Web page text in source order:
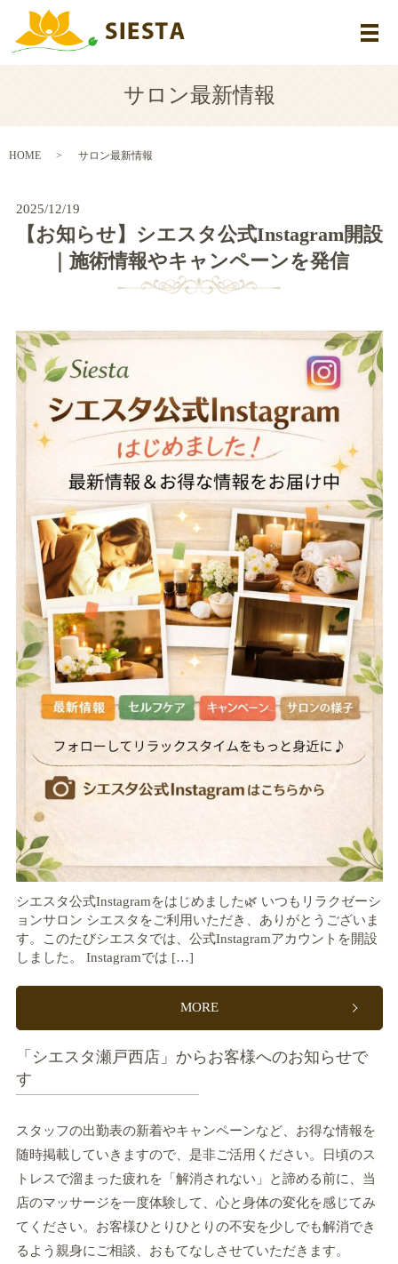
メ
サロン最新情報
HOME サロン最新情報
2025/12/19
【お知らせ】シエスタ公式Instagram開設
｜施術情報やキャンペーンを発信
シエスタ公式Instagramをはじめました🌿 いつもリラクゼーシ
ョンサロン シエスタをご利用いただき、ありがとうございま
す。このたびシエスタでは、公式Instagramアカウントを開設
しました。 Instagramでは […]
MORE
「シエスタ瀬戸西店」からお客様へのお知らせで
す
スタッフの出勤表の新着やキャンペーンなど、お得な情報を
随時掲載していきますので、是非ご活用ください。日頃のス
トレスで溜まった疲れを「解消されない」と諦める前に、当
店のマッサージを一度体験して、心と身体の変化を感じてみ
てください。お客様ひとりひとりの不安を少しでも解消でき
るよう親身にご相談、おもてなしさせていただきます。